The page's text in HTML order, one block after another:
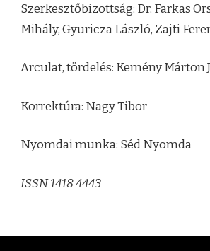
Szerkesztőbizottság: Dr. Farkas
Mihály, Gyuricza László, Zajti
Arculat, tördelés: Kemény Márton
Korrektúra: Nagy Tibor
Nyomdai munka: Séd Nyomda
ISSN 1418 4443